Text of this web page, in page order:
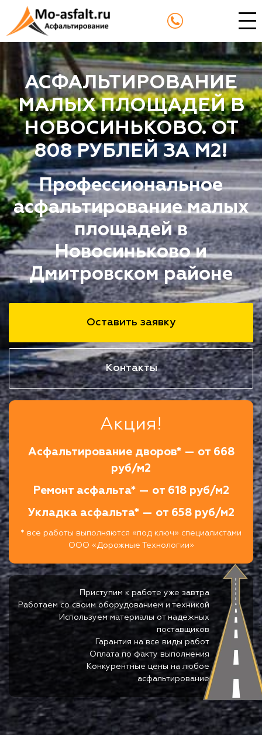
АСФАЛЬТИРОВАНИЕ
МАЛЫХ ПЛОЩАДЕЙ В
НОВОСИНЬКОВО. ОТ
808 РУБЛЕЙ ЗА М2!
Профессиональное
асфальтирование малых
площадей в
Новосиньково и
Дмитровском районе
Оставить заявку
Контакты
Акция!
Асфальтирование дворов* — от 668
руб/м2
Ремонт асфальта* — от 618 руб/м2
Укладка асфальта* — от 658 руб/м2
* все работы выполняются «под ключ» специалистами
ООО «Дорожные Технологии»
Приступим к работе уже завтра
Работаем со своим оборудованием и техникой
Используем материалы от надежных
поставщиков
Гарантия на все виды работ
Оплата по факту выполнения
Конкурентные цены на любое
асфальтирование